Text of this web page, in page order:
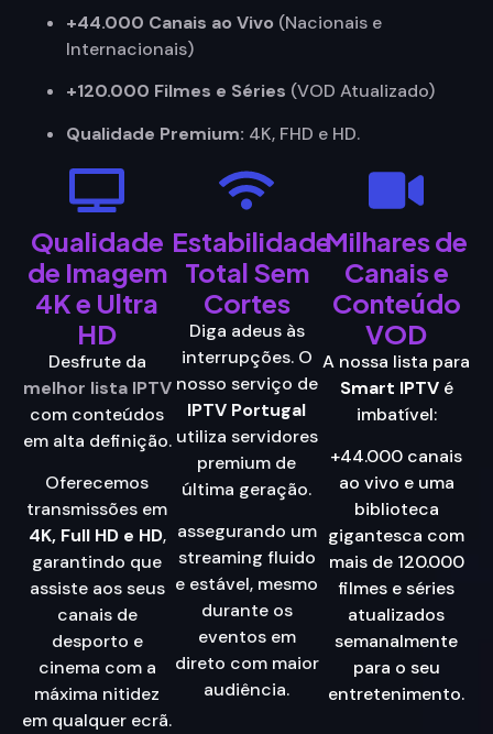
+44.000 Canais ao Vivo (Nacionais e
Internacionais)
+120.000 Filmes e Séries (VOD Atualizado)
Qualidade Premium: 4K, FHD e HD.
Qualidade
de Imagem
4K e Ultra
HD
Desfrute da
melhor lista IPTV
com conteúdos
em alta definição.
Oferecemos
transmissões em
4K, Full HD e HD,
garantindo que
assiste aos seus
canais de
desporto e
cinema com a
máxima nitidez
em qualquer ecrã.
Estabilidade
Total Sem
Cortes
Diga adeus às
interrupções. O
nosso serviço de
IPTV Portugal
utiliza servidores
premium de
última geração.
assegurando um
streaming fluido
e estável, mesmo
durante os
eventos em
direto com maior
audiência.
Milhares de
Canais e
Conteúdo
VOD
A nossa lista para
Smart IPTVé
imbatível:
+44.000 canais
ao vivo e uma
biblioteca
gigantesca com
mais de 120.000
filmes e séries
atualizados
semanalmente
para o seu
entretenimento.